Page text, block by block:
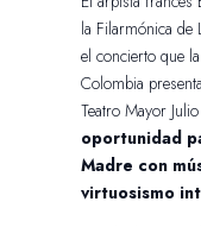
la Filarmónica de
el concierto que
Colombia
Teatro Mayor
oportunidad
Madre con
virtuosismo